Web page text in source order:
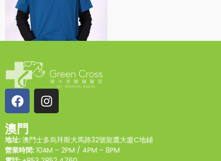
Venus Vu
助理護士
澳門
地址:澳門士多烏拜斯大馬路32號龍鷹大廈C地鋪
營業時間:10AM – 2PM / 4PM – 8PM